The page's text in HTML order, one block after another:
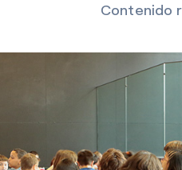
Contenido